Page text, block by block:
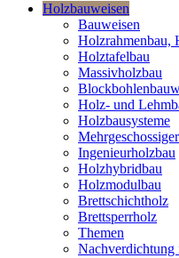
Holzbauweisen
Bauweisen
Holzrahmenbau,
Holztafelbau
Massivholzbau
Holz- und
Holzbausysteme
Ingenieurholzbau
Holzhybridbau
Holzmodulbau
Brettschichtholz
Brettsperrholz
Themen